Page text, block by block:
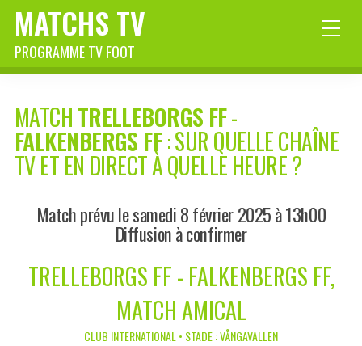
MATCHS TV
PROGRAMME TV FOOT
MATCHTRELLEBORGS FF-
FALKENBERGS FF: SUR QUELLE CHAÎNE
TV ET EN DIRECT À QUELLE HEURE ?
Match prévu le samedi 8 février 2025 à 13h00
Diffusion à confirmer
TRELLEBORGS FF - FALKENBERGS FF,
MATCH AMICAL
CLUB INTERNATIONAL • STADE : VÅNGAVALLEN